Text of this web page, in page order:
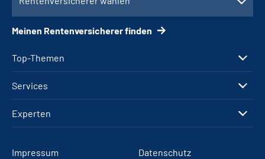
Top-Themen
Services
Experten
Meinen Rentenversicherer finden
Impressum
Datenschutz